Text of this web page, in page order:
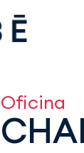
Oficina